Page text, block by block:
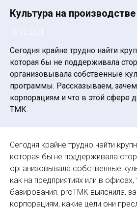
Культура на производстве
Сегодня крайне трудно найти
которая бы не поддерживала
организовывала собственные
программы. Рассказываем,
корпорациям и что в этой сфере
ТМК.
Сегодня крайне трудно найти
которая бы не поддерживала
организовывала собственные
как на предприятиях или в офисах,
базирования. proTMK выяснила,
корпорациям, какие цели они